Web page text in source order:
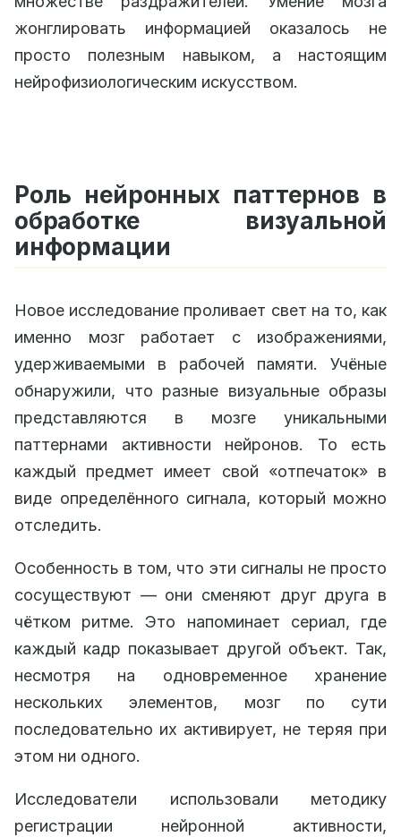
жонглировать информацией оказалось не
просто полезным навыком, а настоящим
нейрофизиологическим искусством.
Роль нейронных паттернов в
обработке визуальной
информации
Новое исследование проливает свет на то, как
именно мозг работает с изображениями,
удерживаемыми в рабочей памяти. Учёные
обнаружили, что разные визуальные образы
представляются в мозге уникальными
паттернами активности нейронов. То есть
каждый предмет имеет свой «отпечаток» в
виде определённого сигнала, который можно
отследить.
Особенность в том, что эти сигналы не просто
сосуществуют — они сменяют друг друга в
чётком ритме. Это напоминает сериал, где
каждый кадр показывает другой объект. Так,
несмотря на одновременное хранение
нескольких элементов, мозг по сути
последовательно их активирует, не теряя при
этом ни одного.
Исследователи использовали методику
регистрации нейронной активности,